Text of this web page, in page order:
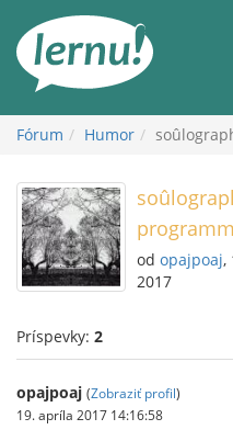
obsah
Fórum Humor
od opajpoaj,
2017
Príspevky: 2
opajpoaj (Zobraziť profil)
19. apríla 2017 14:16:58